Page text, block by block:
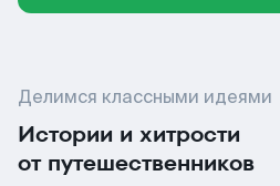
Делимся классными идеями
Истории и хитрости
от путешественников